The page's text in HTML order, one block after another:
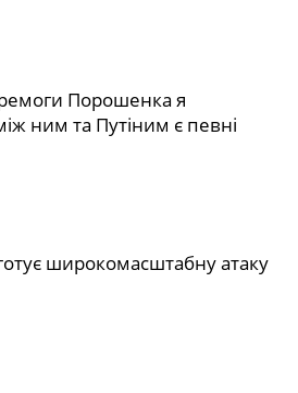
Порошенка я
ним та Путіним є певні
широкомасштабну атаку